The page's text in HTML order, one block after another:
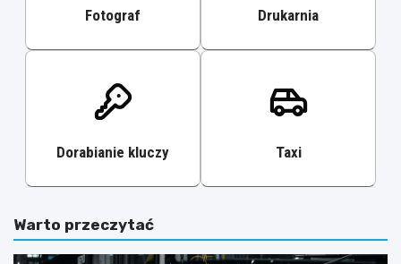
Fotograf Drukarnia
Dorabianie kluczy Taxi
Warto przeczytać